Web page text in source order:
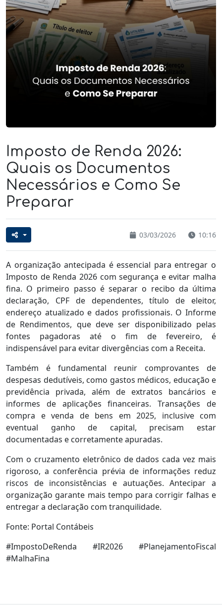
Imposto de Renda 2026:
Quais os Documentos
Necessários e Como Se
Preparar
03/03/2026 10:16
A organização antecipada é essencial para entregar o
Imposto de Renda 2026 com segurança e evitar malha
fina. O primeiro passo é separar o recibo da última
declaração, CPF de dependentes, título de eleitor,
endereço atualizado e dados profissionais. O Informe
de Rendimentos, que deve ser disponibilizado pelas
fontes pagadoras até o fim de fevereiro, é
indispensável para evitar divergências com a Receita.
Também é fundamental reunir comprovantes de
despesas dedutíveis, como gastos médicos, educação e
previdência privada, além de extratos bancários e
informes de aplicações financeiras. Transações de
compra e venda de bens em 2025, inclusive com
eventual ganho de capital, precisam estar
documentadas e corretamente apuradas.
Com o cruzamento eletrônico de dados cada vez mais
rigoroso, a conferência prévia de informações reduz
riscos de inconsistências e autuações. Antecipar a
organização garante mais tempo para corrigir falhas e
entregar a declaração com tranquilidade.
Fonte: Portal Contábeis
#ImpostoDeRenda #IR2026 #PlanejamentoFiscal
#MalhaFina